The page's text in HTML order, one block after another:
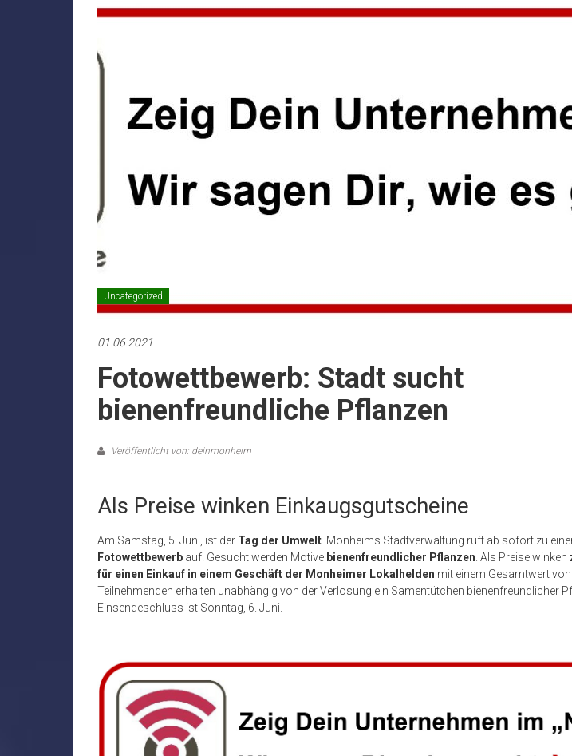
Uncategorized
01.06.2021
Fotowettbewerb: Stadt sucht
bienenfreundliche Pflanzen
Veröffentlicht von: deinmonheim
Als Preise winken Einkaugsgutscheine
Am Samstag, 5. Juni, ist der Tag der Umwelt . Monheims Stadtverwaltung ruft ab sofort zu
Fotowettbewerb auf. Gesucht werden Motive bienenfreundlicher Pflanzen . Als Preise winken
für einen Einkauf in einem Geschäft der Monheimer Lokalhelden mit einem Gesamtwert
Teilnehmenden erhalten unabhängig von der Verlosung ein Samentütchen bienenfreundlicher
Einsendeschluss ist Sonntag, 6. Juni.